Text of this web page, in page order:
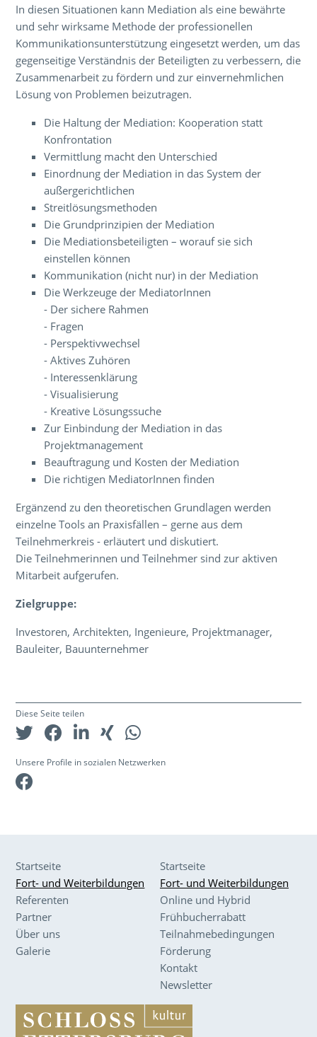
In diesen Situationen kann Mediation als eine bewährte
und sehr wirksame Methode der professionellen
Kommunikationsunterstützung eingesetzt werden, um das
gegenseitige Verständnis der Beteiligten zu verbessern, die
Zusammenarbeit zu fördern und zur einvernehmlichen
Lösung von Problemen beizutragen.
Die Haltung der Mediation: Kooperation statt
Konfrontation
Vermittlung macht den Unterschied
Einordnung der Mediation in das System der
außergerichtlichen
Streitlösungsmethoden
Die Grundprinzipien der Mediation
Die Mediationsbeteiligten – worauf sie sich
einstellen können
Kommunikation (nicht nur) in der Mediation
Die Werkzeuge der MediatorInnen
- Der sichere Rahmen
- Fragen
- Perspektivwechsel
- Aktives Zuhören
- Interessenklärung
- Visualisierung
- Kreative Lösungssuche
Zur Einbindung der Mediation in das
Projektmanagement
Beauftragung und Kosten der Mediation
Die richtigen MediatorInnen finden
Ergänzend zu den theoretischen Grundlagen werden
einzelne Tools an Praxisfällen – gerne aus dem
Teilnehmerkreis - erläutert und diskutiert.
Die Teilnehmerinnen und Teilnehmer sind zur aktiven
Mitarbeit aufgerufen.
Zielgruppe:
Investoren, Architekten, Ingenieure, Projektmanager,
Bauleiter, Bauunternehmer
Diese Seite teilen
Unsere Profile in sozialen Netzwerken
Startseite
Fort- und Weiterbildungen
Referenten
Partner
Über uns
Galerie
Startseite
Fort- und Weiterbildungen
Online und Hybrid
Frühbucherrabatt
Teilnahmebedingungen
Förderung
Kontakt
Newsletter